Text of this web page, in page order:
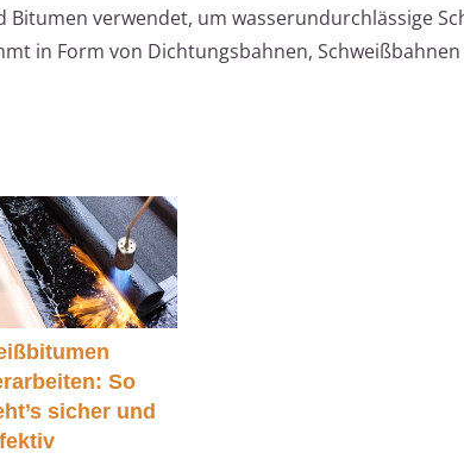
verwendet, um wasserundurchlässige
in Form von Dichtungsbahnen,
So
sicher und